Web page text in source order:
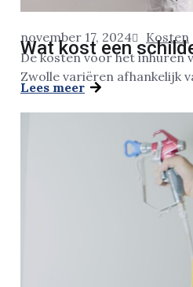
november 17, 2024 Kosten
Wat kost een
De kosten voor het inhuren
Zwolle variëren afhankelijk
Lees meer